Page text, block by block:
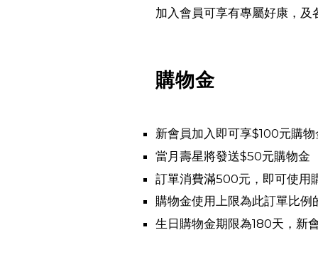
加入會員可享有專屬好康，及
購物金
新會員加入即可享$100元購物
當月壽星將發送$50元購物金
訂單消費滿500元，即可使用
購物金使用上限為此訂單比例
生日購物金期限為180天，新